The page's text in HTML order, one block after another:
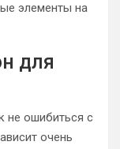
элементы на
для
не ошибиться с
очень